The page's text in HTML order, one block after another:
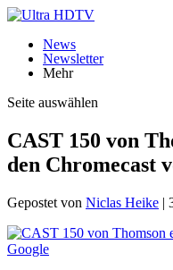
News
Newsletter
Mehr
Seite auswählen
CAST 150 von
den Chromecast
Gepostet von Niclas Heike |